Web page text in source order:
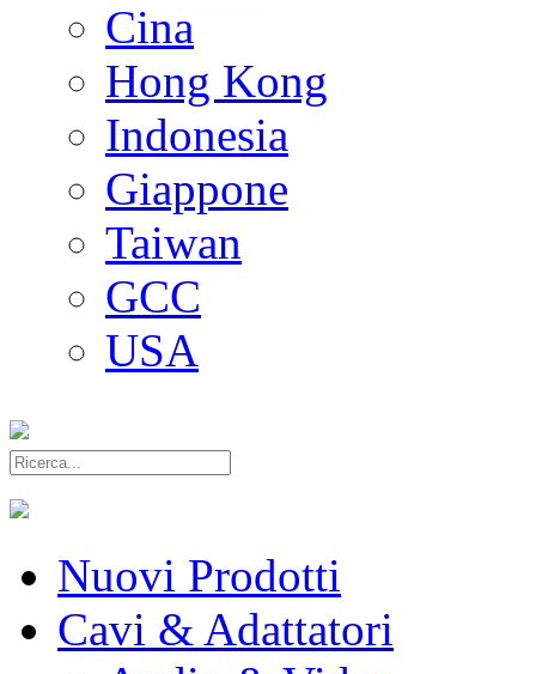
Cina
Hong Kong
Indonesia
Giappone
Taiwan
GCC
USA
Nuovi Prodotti
Cavi & Adattatori